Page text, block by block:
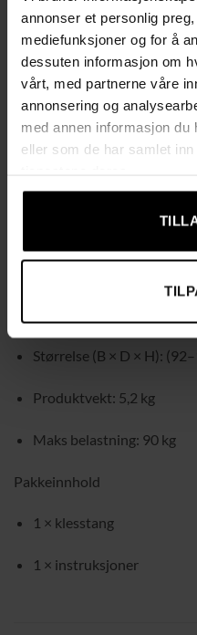
annonser et personlig
mediefunksjoner og for å
dessuten informasjon om
vårt, med partnerne våre
annonsering og
med annen informasjon du
eller som de har samlet
Rullbart design som gjør
etter behov
Kraftige 360° svingbare
gulv og takler kanter,
miljøer der du trenger
Størrelse (B × D × H):
Produktvekt: 5,2 kg
Maks belastning: 90 kg
Pakkeinnhold
1 × klesstang
1 × instruksjoner